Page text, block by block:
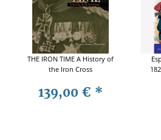
THE IRON TIME A History of
the Iron Cross
139,00 € *